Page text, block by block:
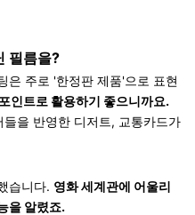
필름을?
은 주로 '한정판 제품'으로 표현
인트로 활용하기 좋으니까요.
을 반영한 디저트, 교통카드가
습니다. 영화 세계관에 어울리
을 알렸죠.